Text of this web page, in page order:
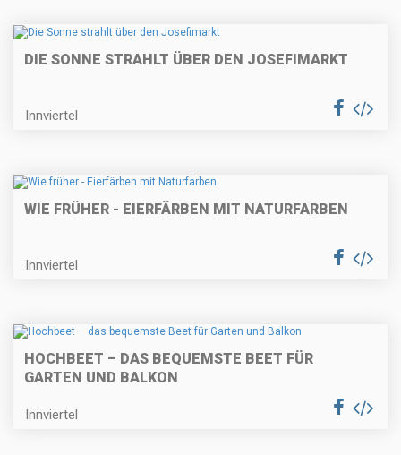
DIE SONNE STRAHLT ÜBER DEN JOSEFIMARKT
Innviertel
WIE FRÜHER - EIERFÄRBEN MIT NATURFARBEN
Innviertel
HOCHBEET – DAS BEQUEMSTE BEET FÜR
GARTEN UND BALKON
Innviertel